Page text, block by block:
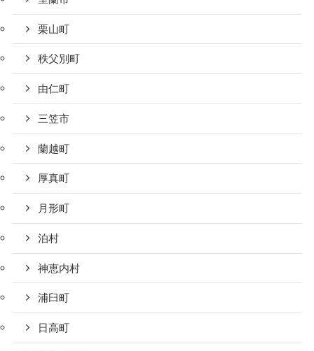
栗山町
秩父別町
由仁町
三笠市
蘭越町
厚真町
月形町
泊村
神恵内村
浦臼町
日高町